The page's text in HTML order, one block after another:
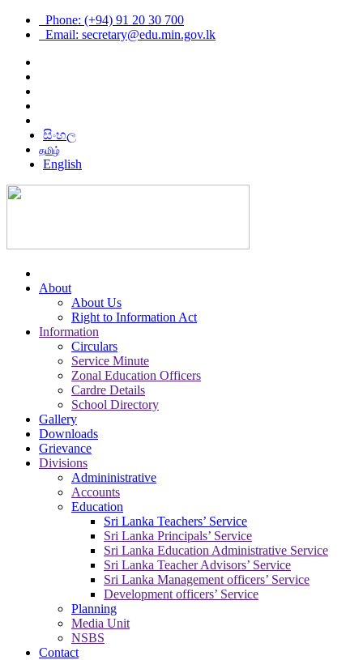
Phone: (+94) 91 20 30 700
Email: secretary@edu.min.gov.lk
සිංහල
தமிழ்
English
About
About Us
Right to Information Act
Information
Circulars
Service Minute
Zonal Education Officers
Cardre Details
School Directory
Gallery
Downloads
Grievance
Divisions
Admininistrative
Accounts
Education
Sri Lanka Teachers’ Service
Sri Lanka Principals’ Service
Sri Lanka Education Administrative Service
Sri Lanka Teacher Advisors’ Service
Sri Lanka Management officers’ Service
Development officers’ Service
Planning
Media Unit
NSBS
Contact